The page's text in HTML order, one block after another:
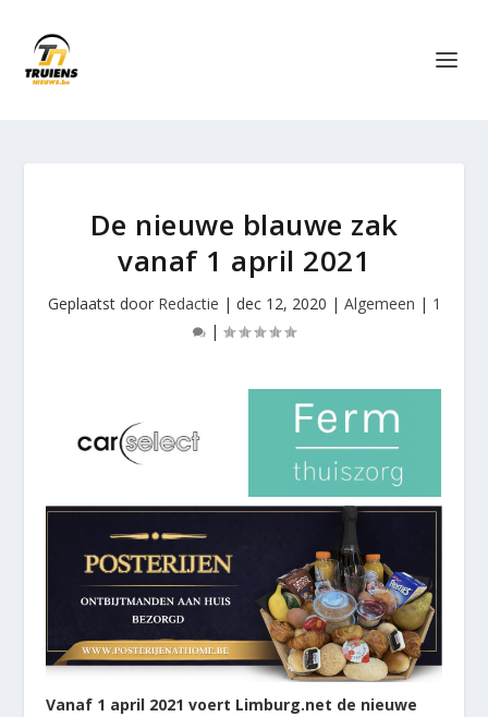
De nieuwe blauwe zak
vanaf 1 april 2021
Geplaatst door Redactie | dec 12, 2020 | Algemeen | 1
|
Vanaf 1 april 2021 voert Limburg.net de nieuwe